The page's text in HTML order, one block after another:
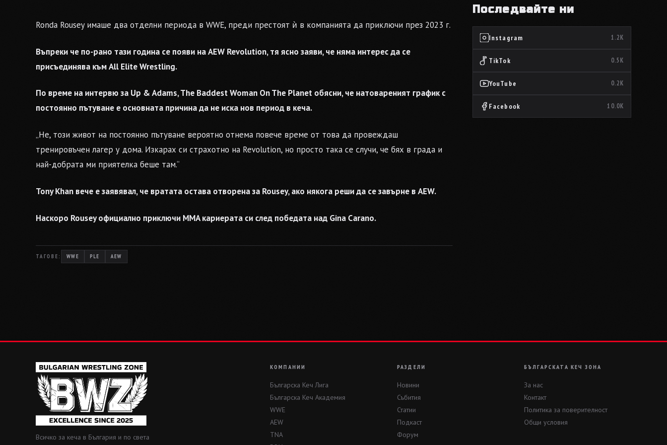
Ronda Rousey имаше два отделни периода в WWE, преди престоят ѝ в компанията да приключи през 2023 г.
Въпреки че по-рано тази година се появи на AEW Revolution, тя ясно заяви, че няма интерес да се
присъединява към All Elite Wrestling.
По време на интервю за Up & Adams, The Baddest Woman On The Planet обясни, че натовареният график с
постоянно пътуване е основната причина да не иска нов период в кеча.
„Не, този живот на постоянно пътуване вероятно отнема повече време от това да провеждаш
тренировъчен лагер у дома. Изкарах си страхотно на Revolution, но просто така се случи, че бях в града и
най-добрата ми приятелка беше там.“
Tony Khan вече е заявявал, че вратата остава отворена за Rousey, ако някога реши да се завърне в AEW.
Наскоро Rousey официално приключи MMA кариерата си след победата над Gina Carano.
ТАГОВЕ: WWE PLE AEW
Последвайте ни
Instagram 1.2K
TikTok 0.5K
YouTube 0.2K
Facebook 10.0K
Всичко за кеча в България и по света
КОМПАНИИ
Българска Кеч Лига
Българска Кеч Академия
WWE
AEW
TNA
РАЗДЕЛИ
Новини
Събития
Статии
Подкаст
Форум
БЪЛГАРСКАТА КЕЧ ЗОНА
За нас
Контакт
Политика за поверителност
Общи условия